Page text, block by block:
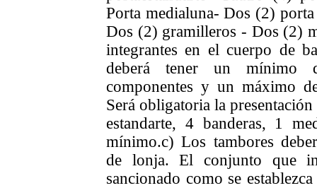
Porta medialuna- Dos (2) porta
Dos (2) gramilleros - Dos (2)
integrantes en el cuerpo de
deberá tener un mínimo
componentes y un máximo
Será obligatoria la
estandarte, 4 banderas, 1
mínimo.c) Los tambores
de lonja. El conjunto que
sancionado como se